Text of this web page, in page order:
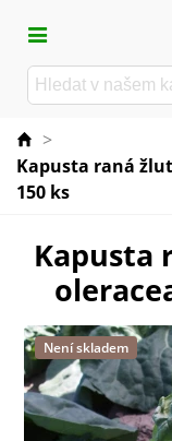
>
Kapusta raná
150 ks
Kapusta
Není skladem